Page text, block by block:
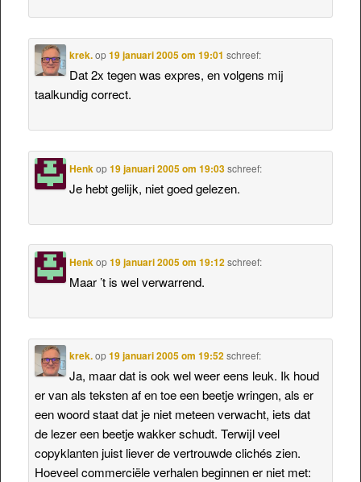
krek.op19 januari 2005 om 19:01 schreef:
Dat 2x tegen was expres, en volgens mij
taalkundig correct.
Henkop19 januari 2005 om 19:03 schreef:
Je hebt gelijk, niet goed gelezen.
Henkop19 januari 2005 om 19:12 schreef:
Maar ’t is wel verwarrend.
krek.op19 januari 2005 om 19:52 schreef:
Ja, maar dat is ook wel weer eens leuk. Ik houd
er van als teksten af en toe een beetje wringen, als er
een woord staat dat je niet meteen verwacht, iets dat
de lezer een beetje wakker schudt. Terwijl veel
copyklanten juist liever de vertrouwde clichés zien.
Hoeveel commerciële verhalen beginnen er niet met: